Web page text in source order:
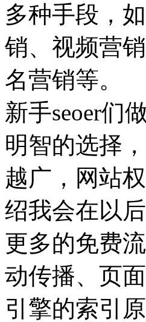
多种手段，
销、视频营
名营销等。
新手seoer们
明智的选择
越广，网站
绍我会在以
更多的免费
动传播、页
引擎的索引